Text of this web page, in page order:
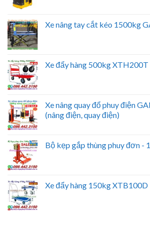
Xe nâng tay cắt kéo 1500kg
Xe đẩy hàng 500kg XTH200T
Xe nâng quay đổ phuy điện
(nâng điện, quay điện)
Bộ kẹp gắp thùng phuy đơn -
Xe đẩy hàng 150kg XTB100D